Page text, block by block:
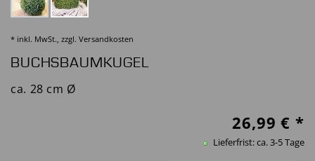
* inkl. MwSt., zzgl. Versandkosten
BUCHSBAUMKUGEL
ca. 28 cm Ø
26,99 € *
Lieferfrist: ca. 3-5 Tage